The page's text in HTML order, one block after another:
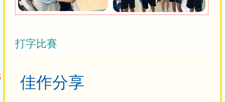
打字比賽
佳作分享